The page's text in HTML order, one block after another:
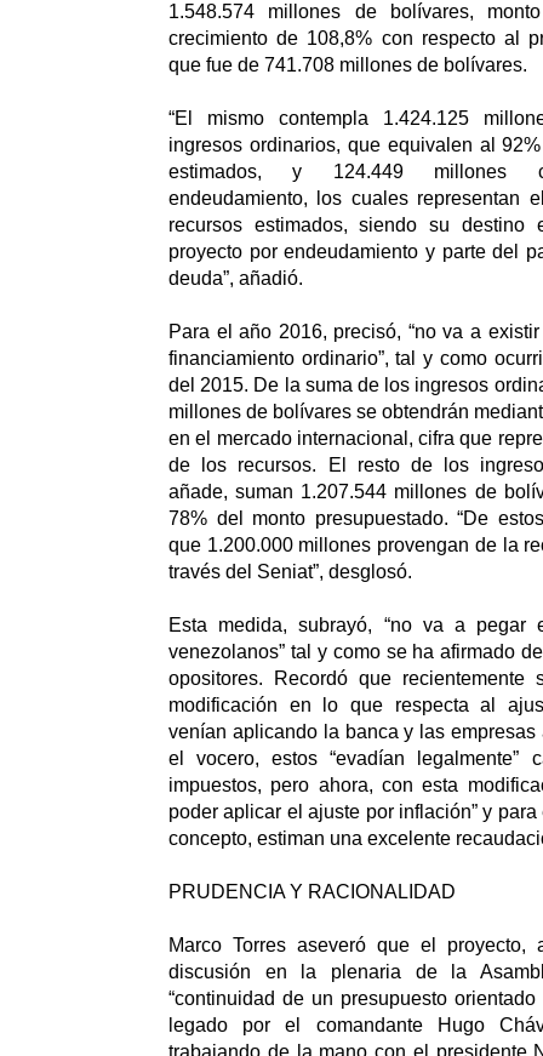
1.548.574 millones de bolívares,
crecimiento de 108,8% con respecto al
que fue de 741.708 millones de bolívares.
“El mismo contempla 1.424.125
ingresos ordinarios, que equivalen al
estimados, y 124.449 millones
endeudamiento, los cuales representan
recursos estimados, siendo su destino
proyecto por endeudamiento y parte del
deuda”, añadió.
Para el año 2016, precisó, “no va a
financiamiento ordinario”, tal y como
del 2015. De la suma de los ingresos
millones de bolívares se obtendrán
en el mercado internacional, cifra que
de los recursos. El resto de los
añade, suman 1.207.544 millones de
78% del monto presupuestado. “De
que 1.200.000 millones provengan de la
través del Seniat”, desglosó.
Esta medida, subrayó, “no va a
venezolanos” tal y como se ha afirmado
opositores. Recordó que
modificación en lo que respecta al
venían aplicando la banca y las empresas
el vocero, estos “evadían
impuestos, pero ahora, con esta
poder aplicar el ajuste por inflación” y
concepto, estiman una excelente
PRUDENCIA Y RACIONALIDAD
Marco Torres aseveró que el proyecto,
discusión en la plenaria de la
“continuidad de un presupuesto
legado por el comandante Hugo